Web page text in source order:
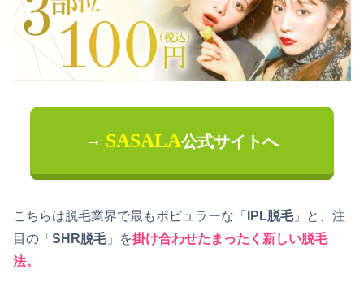
→ SASALA公式サイトへ
こちらは脱毛業界で最もポピュラーな「 IPL脱毛」と、注
目の「 SHR脱毛」を掛け合わせたまったく新しい脱毛
法。